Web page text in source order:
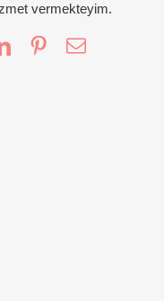
vermekteyim.